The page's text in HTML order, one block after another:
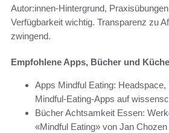
Autor:innen-Hintergrund,
Verfügbarkeit wichtig. Transparenz zu
zwingend.
Empfohlene Apps, Bücher und
Apps Mindful Eating: Headspace,
Mindful-Eating-Apps auf
Bücher Achtsamkeit Essen:
«Mindful Eating» von Jan